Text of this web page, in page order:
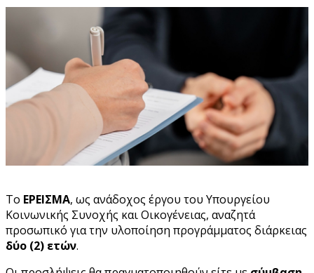
Το ΕΡΕΙΣΜΑ, ως ανάδοχος έργου του Υπουργείου
Κοινωνικής Συνοχής και Οικογένειας, αναζητά
προσωπικό για την υλοποίηση προγράμματος διάρκειας
δύο (2) ετών.